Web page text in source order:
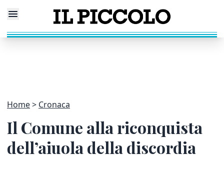
Home Cronaca
Il Comune alla riconquista
dell’aiuola della discordia